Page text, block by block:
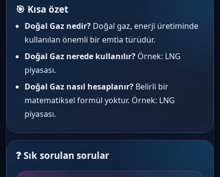
🎯 Kısa özet
Doğal Gaz nedir? Doğal gaz, enerji üretiminde
kullanılan önemli bir emtia türüdür.
Doğal Gaz nerede kullanılır? Örnek: LNG
piyasası.
Doğal Gaz nasıl hesaplanır? Belirli bir
matematiksel formül yoktur. Örnek: LNG
piyasası.
❓ Sık sorulan sorular